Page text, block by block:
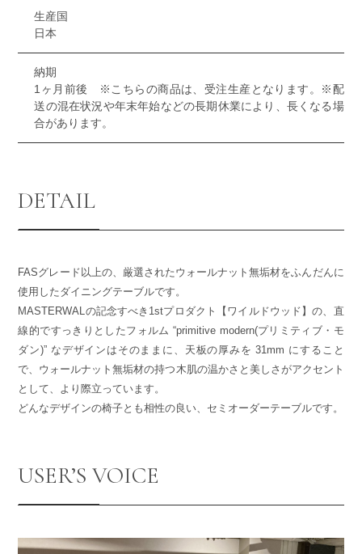
生産国
日本
納期
1ヶ月前後 ※こちらの商品は、受注生産となります。※配
送の混在状況や年末年始などの長期休業により、長くなる場
合があります。
DETAIL
FASグレード以上の、厳選されたウォールナット無垢材をふんだんに
使用したダイニングテーブルです。
MASTERWALの記念すべき1stプロダクト【ワイルドウッド】の、直
線的ですっきりとしたフォルム “primitive modern(プリミティブ・モ
ダン)” なデザインはそのままに、天板の厚みを 31mm にすること
で、ウォールナット無垢材の持つ木肌の温かさと美しさがアクセント
として、より際立っています。
どんなデザインの椅子とも相性の良い、セミオーダーテーブルです。
USER’S VOICE